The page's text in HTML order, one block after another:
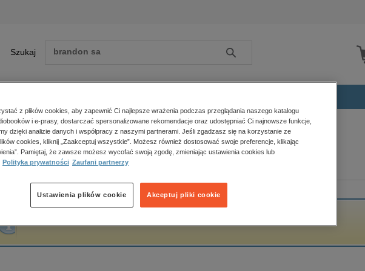
Szukaj Szukaj
Zobacz wszystkie E-prasa
polityka, społeczno-informacyjne
psychologiczne
popularno-naukowe
historia
główna Cat Schield
Schield
z plików cookies, aby zapewnić Ci najlepsze wrażenia podczas przeglądania naszego katalogu
i e-prasy, dostarczać spersonalizowane rekomendacje oraz udostępniać Ci najnowsze funkcje,
dzięki analizie danych i współpracy z naszymi partnerami. Jeśli zgadzasz się na korzystanie ze
cookies, kliknij „Zaakceptuj wszystkie”. Możesz również dostosować swoje preferencje, klikając
Pamiętaj, że zawsze możesz wycofać swoją zgodę, zmieniając ustawienia cookies lub
Polityka prywatności Zaufani partnerzy
Akceptuj pliki cookie
Ustawienia plików cookie